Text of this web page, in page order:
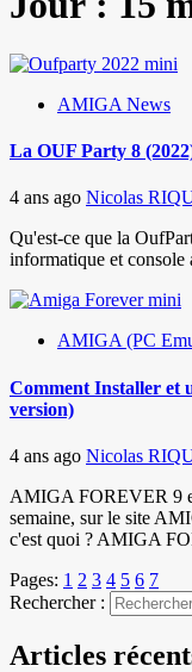
AMIGA News
La OUF Party 8
4 ans ago Nicolas
Qu'est-ce que la
informatique et console
AMIGA (PC
Comment Installer et
version)
4 ans ago Nicolas
AMIGA FOREVER 9
semaine, sur le site
c'est quoi ? AMIGA
Pages: 1 2 3 4 5 6 7
Rechercher :
Articles